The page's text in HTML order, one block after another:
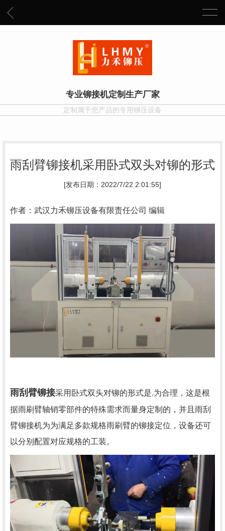
专业铆接机定制生产厂家
定制属于您产品的专用铆压设备
雨刮臂铆接机采用卧式双头对铆的形式
[发布日期：2022/7/22 2:01:55]
作者：武汉力禾铆压设备有限责任公司 编辑
雨刮臂铆接采用卧式双头对铆的形式是.为合理，这是根
据雨刷臂轴销零部件的特殊需求而量身定制的，并且雨刮
臂铆接机为为满足多款规格雨刷臂的铆接定位，设备还可
以分别配置对应规格的工装。